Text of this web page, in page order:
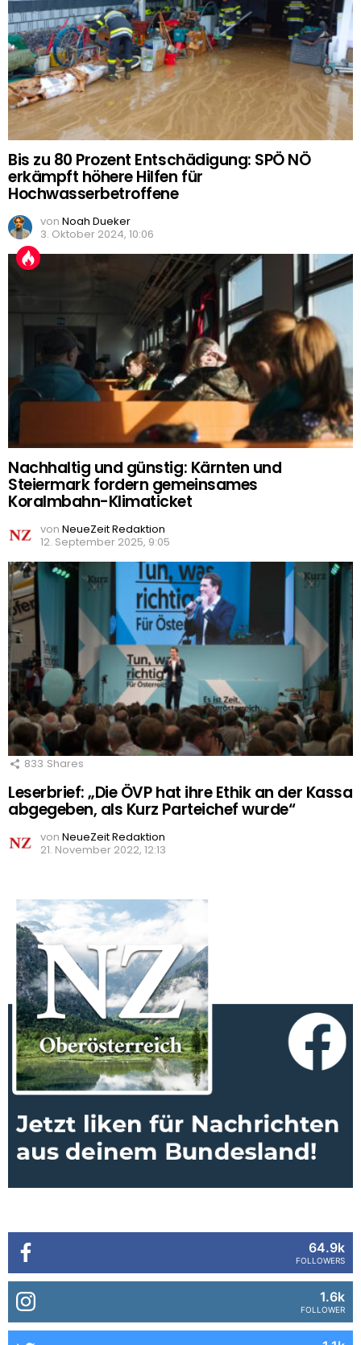
Bis zu 80 Prozent Entschädigung: SPÖ NÖ
erkämpft höhere Hilfen für
Hochwasserbetroffene
von Noah Dueker
3. Oktober 2024, 10:06
Nachhaltig und günstig: Kärnten und
Steiermark fordern gemeinsames
Koralmbahn-Klimaticket
von NeueZeit Redaktion
12. September 2025, 9:05
833 Shares
Leserbrief: „Die ÖVP hat ihre Ethik an der Kassa
abgegeben, als Kurz Parteichef wurde“
von NeueZeit Redaktion
21. November 2022, 12:13
64.9k
FOLLOWERS
1.6k
FOLLOWER